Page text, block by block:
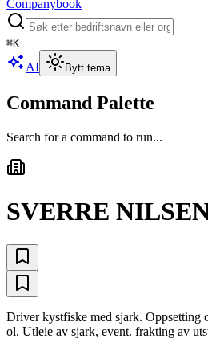
Companybook
⌘K
AI Bytt tema
Command Palette
Search for a command to run...
SVERRE
Driver kystfiske med sjark. Oppsetting
ol. Utleie av sjark, event. frakting av